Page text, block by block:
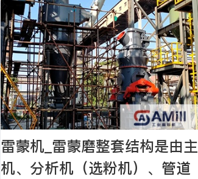
雷蒙机_雷蒙磨整套结构是由主
机、分析机（选粉机）、管道